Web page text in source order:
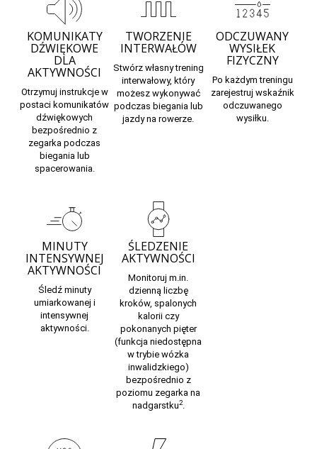
KOMUNIKATY
DŹWIĘKOWE
DLA
AKTYWNOŚCI
Otrzymuj instrukcje w
postaci komunikatów
dźwiękowych
bezpośrednio z
zegarka podczas
biegania lub
spacerowania.
TWORZENIE
INTERWAŁÓW
Stwórz własny trening
interwałowy, który
możesz wykonywać
podczas biegania lub
jazdy na rowerze.
ODCZUWANY
WYSIŁEK
FIZYCZNY
Po każdym treningu
zarejestruj wskaźnik
odczuwanego
wysiłku.
MINUTY
INTENSYWNEJ
AKTYWNOŚCI
Śledź minuty
umiarkowanej i
intensywnej
aktywności.
ŚLEDZENIE
AKTYWNOŚCI
Monitoruj m.in.
dzienną liczbę
kroków, spalonych
kalorii czy
pokonanych pięter
(funkcja niedostępna
w trybie wózka
inwalidzkiego)
bezpośrednio z
poziomu zegarka na
nadgarstku2.